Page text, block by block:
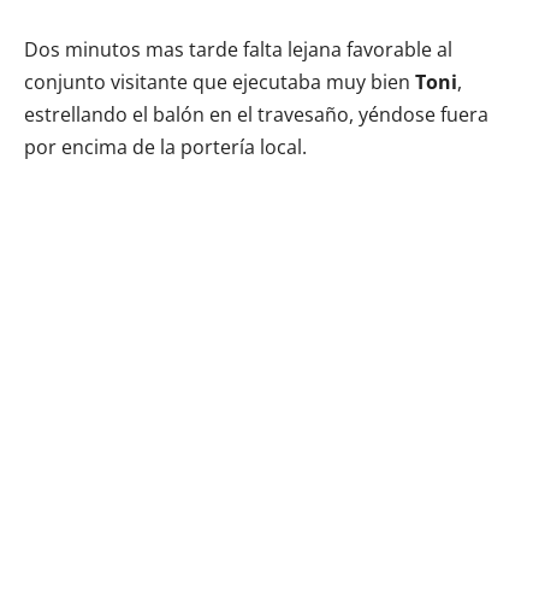
Dos minutos mas tarde falta lejana favorable al
conjunto visitante que ejecutaba muy bien Toni,
estrellando el balón en el travesaño, yéndose fuera
por encima de la portería local.